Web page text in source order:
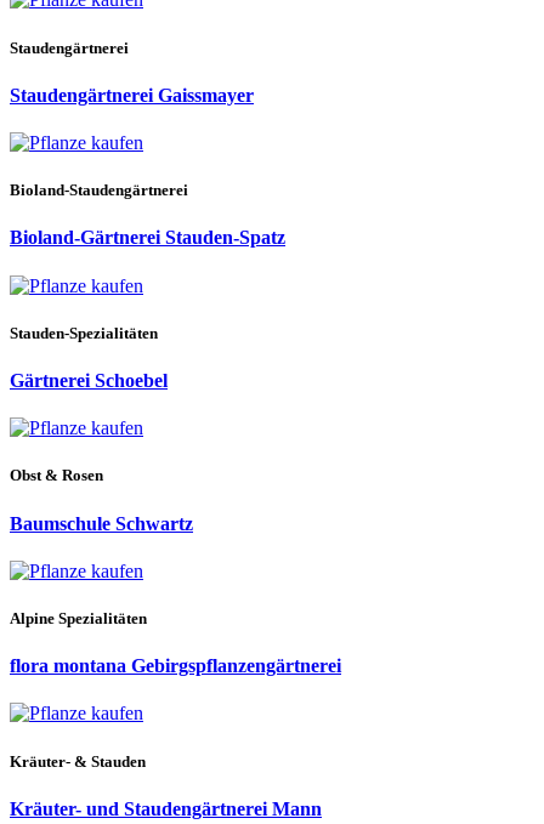
Staudengärtnerei
Staudengärtnerei Gaissmayer
Bioland-Staudengärtnerei
Bioland-Gärtnerei Stauden-Spatz
Stauden-Spezialitäten
Gärtnerei Schoebel
Obst & Rosen
Baumschule Schwartz
Alpine Spezialitäten
flora montana Gebirgspflanzengärtnerei
Kräuter- & Stauden
Kräuter- und Staudengärtnerei Mann